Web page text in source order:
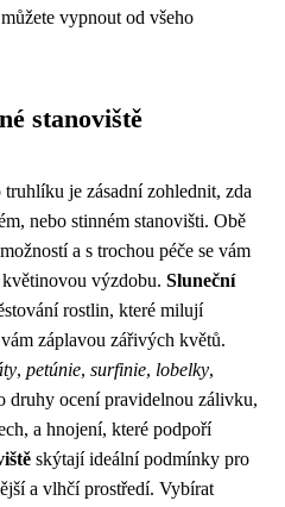
vypnout od všeho
stanoviště
je zásadní zohlednit, zda
nebo stinném stanovišti. Obě
a s trochou péče se vám
výzdobu. Sluneční
rostlin, které milují
záplavou zářivých květů.
, petúnie, surfinie, lobelky,
druhy ocení pravidelnou zálivku,
a hnojení, které podpoří
skýtají ideální podmínky pro
a vlhčí prostředí. Vybírat